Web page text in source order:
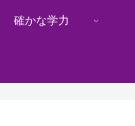
確かな学力